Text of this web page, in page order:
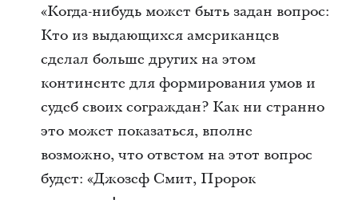
«Когда-нибудь может быть задан вопрос:
Кто из выдающихся американцев
сделал больше других на этом
континенте для формирования умов и
судеб своих сограждан? Как ни странно
это может показаться, вполне
возможно, что ответом на этот вопрос
будет: «Джозеф Смит, Пророк